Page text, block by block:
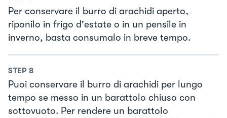
Per conservare il burro di arachidi aperto,
riponilo in frigo d'estate o in un pensile in
inverno, basta consumalo in breve tempo.
STEP 8
Puoi conservare il burro di arachidi per lungo
tempo se messo in un barattolo chiuso con
sottovuoto. Per rendere un barattolo